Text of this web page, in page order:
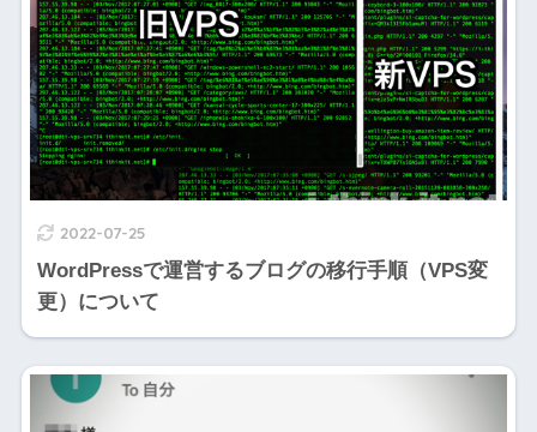
2022-07-25
WordPressで運営するブログの移行手順（VPS変
更）について